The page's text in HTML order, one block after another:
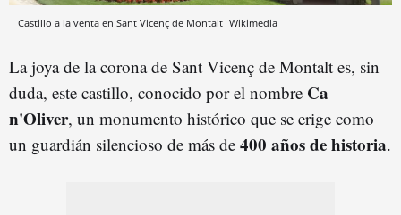
Castillo a la venta en Sant Vicenç de Montalt Wikimedia
La joya de la corona de Sant Vicenç de Montalt es, sin
duda, este castillo, conocido por el nombre Ca
n'Oliver, un monumento histórico que se erige como
un guardián silencioso de más de 400 años de historia.